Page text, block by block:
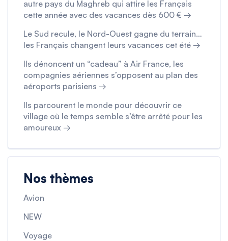
autre pays du Maghreb qui attire les Français
cette année avec des vacances dès 600 € →
Le Sud recule, le Nord-Ouest gagne du terrain…
les Français changent leurs vacances cet été →
Ils dénoncent un “cadeau” à Air France, les
compagnies aériennes s’opposent au plan des
aéroports parisiens →
Ils parcourent le monde pour découvrir ce
village où le temps semble s’être arrêté pour les
amoureux →
Nos thèmes
Avion
NEW
Voyage